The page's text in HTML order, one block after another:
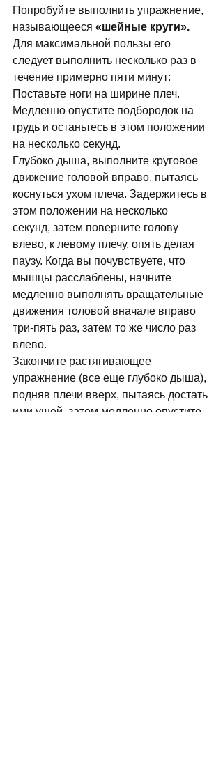
Попробуйте выполнить упражнение,
называющееся «шейные круги».
Для максимальной пользы его
следует выполнить несколько раз в
течение примерно пяти минут:
Поставьте ноги на ширине плеч.
Медленно опустите подбородок на
грудь и останьтесь в этом положении
на несколько секунд.
Глубоко дыша, выполните круговое
движение головой вправо, пытаясь
коснуться ухом плеча. Задержитесь в
этом положении на несколько
секунд, затем поверните голову
влево, к левому плечу, опять делая
паузу. Когда вы почувствуете, что
мышцы расслаблены, начните
медленно выполнять вращательные
движения толовой вначале вправо
три-пять раз, затем то же число раз
влево.
Закончите растягивающее
упражнение (все еще глубоко дыша),
подняв плечи вверх, пытаясь достать
ими ушей, затем медленно опустите